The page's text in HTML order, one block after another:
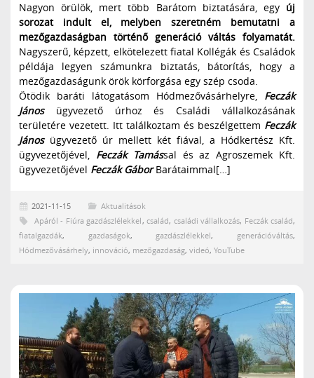
Nagyon örülök, mert több Barátom biztatására, egy új
sorozat indult el, melyben szeretném bemutatni a
mezőgazdaságban történő generáció váltás folyamatát.
Nagyszerű, képzett, elkötelezett fiatal Kollégák és Családok
példája legyen számunkra biztatás, bátorítás, hogy a
mezőgazdaságunk örök körforgása egy szép csoda.
Ötödik baráti látogatásom Hódmezővásárhelyre, Feczák
Jánosügyvezető úrhoz és Családi vállalkozásának
területére vezetett. Itt találkoztam és beszélgettem Feczák
Jánosügyvezető úr mellett két fiával, a Hódkertész Kft.
ügyvezetőjével, Feczák Tamással és az Agroszemek Kft.
ügyvezetőjével Feczák GáborBarátaimmal[…]
2021-11-15
Aktualitások
Apáról - Fiúra gazdászlélekkel,család, családi vállalkozás, Feczák család,
fiatalgazdák, gazdaságok, gazdászlélekkel, generációváltás,
Hódmezővásárhely, innováció, mezőgazdaság, videó, YouTube